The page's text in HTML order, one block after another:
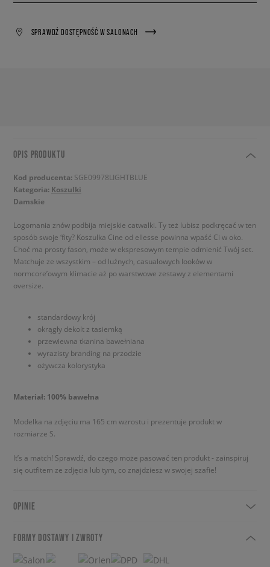
SPRAWDŹ DOSTĘPNOŚĆ W SALONACH
OPIS PRODUKTU
Kod producenta: SGE09978LIGHTBLUE
Kategoria: Koszulki
Damskie
Logomania znów podbija miejskie catwalki. Ty też lubisz podkręcać w ten
sposób swoje ‘fity? Koszulka Cine od ellesse powinna wpaść Ci w oko.
Choć ma prosty fason, może w ekspresowym tempie odmienić Twój set.
Matchuje ze wszystkim – od luźnych, casualowych looków w
normcore’owym klimacie aż po warstwowe zestawy z elementami
oversize.
standardowy krój
okrągły dekolt z tasiemką
przewiewna tkanina bawełniana
wyrazisty branding na przodzie
ożywcza kolorystyka
Materiał: 100% bawełna
Modelka na zdjęciu ma 165 cm wzrostu i prezentuje produkt w
rozmiarze S.
It’s a match! Sprawdź, do czego może pasować ten produkt - zainspiruj
się outfitem ze zdjęcia lub tym, co znajdziesz w swojej szafie!
OPINIE
FORMY DOSTAWY I ZWROTY